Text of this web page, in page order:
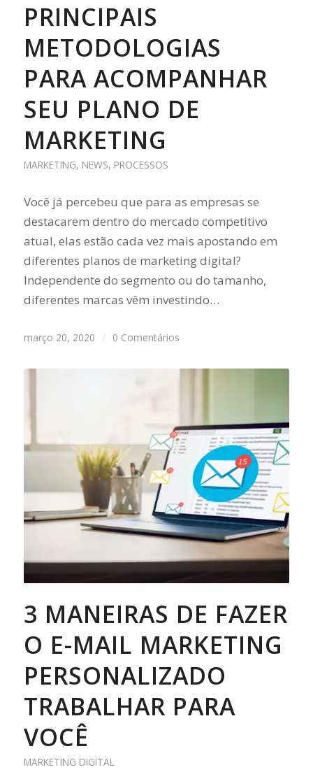
PRINCIPAIS
METODOLOGIAS
PARA ACOMPANHAR
SEU PLANO DE
MARKETING
MARKETING, NEWS, PROCESSOS
Você já percebeu que para as empresas se
destacarem dentro do mercado competitivo
atual, elas estão cada vez mais apostando em
diferentes planos de marketing digital?
Independente do segmento ou do tamanho,
diferentes marcas vêm investindo…
março 20, 2020 / 0 Comentários
3 MANEIRAS DE FAZER
O E-MAIL MARKETING
PERSONALIZADO
TRABALHAR PARA
VOCÊ
MARKETING DIGITAL